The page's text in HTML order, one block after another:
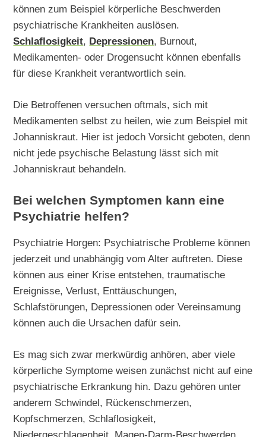
können zum Beispiel körperliche Beschwerden
psychiatrische Krankheiten auslösen.
Schlaflosigkeit, Depressionen, Burnout,
Medikamenten- oder Drogensucht können ebenfalls
für diese Krankheit verantwortlich sein.
Die Betroffenen versuchen oftmals, sich mit
Medikamenten selbst zu heilen, wie zum Beispiel mit
Johanniskraut. Hier ist jedoch Vorsicht geboten, denn
nicht jede psychische Belastung lässt sich mit
Johanniskraut behandeln.
Bei welchen Symptomen kann eine
Psychiatrie helfen?
Psychiatrie Horgen: Psychiatrische Probleme können
jederzeit und unabhängig vom Alter auftreten. Diese
können aus einer Krise entstehen, traumatische
Ereignisse, Verlust, Enttäuschungen,
Schlafstörungen, Depressionen oder Vereinsamung
können auch die Ursachen dafür sein.
Es mag sich zwar merkwürdig anhören, aber viele
körperliche Symptome weisen zunächst nicht auf eine
psychiatrische Erkrankung hin. Dazu gehören unter
anderem Schwindel, Rückenschmerzen,
Kopfschmerzen, Schlaflosigkeit,